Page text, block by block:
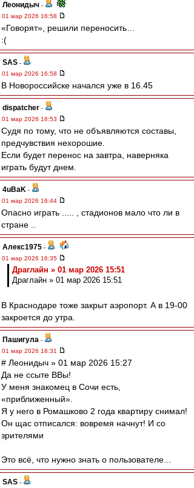
Леонидыч -
01 мар 2026 16:58
«Говорят», решили переносить…
:(
SAS -
01 мар 2026 16:58
В Новороссийске начался уже в 16.45
dispatcher -
01 мар 2026 16:53
Судя по тому, что не объявляются составы,
предчувствия нехорошие.
Если будет перенос на завтра, наверняка
играть будут днем.
4uBaK -
01 мар 2026 16:44
Опасно играть ..... , стадионов мало что ли в
стране ..
Алекс1975 -
01 мар 2026 16:35
Драглайн » 01 мар 2026 15:51
Драглайн » 01 мар 2026 15:51
В Краснодаре тоже закрыт аэропорт. А в 19-00
закроется до утра.
Пашигула -
01 мар 2026 16:31
# Леонидыч » 01 мар 2026 15:27
Да не ссыте ВВы!
У меня знакомец в Сочи есть,
«приближенный».
Я у него в Ромашково 2 года квартиру снимал!
Он щас отписался: вовремя начнут! И со
зрителями
Это всё, что нужно знать о пользователе...
SAS -